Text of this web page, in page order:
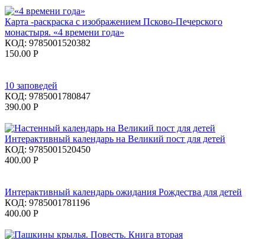
Карта -раскраска с изображением Псково-Печерского
монастыря. «4 времени года»
КОД: 9785001520382
150.00 Р
10 заповедей
КОД: 9785001780847
390.00 Р
Интерактивный календарь на Великий пост для детей
КОД: 9785001520450
400.00 Р
Интерактивный календарь ожидания Рождества для детей
КОД: 9785001781196
400.00 Р